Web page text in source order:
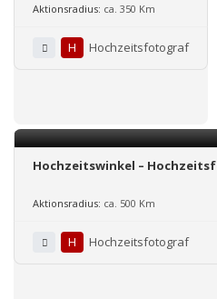
Aktionsradius: ca. 350 Km
H Hochzeitsfotograf
Hochzeitswinkel –
Aktionsradius: ca. 500 Km
H Hochzeitsfotograf